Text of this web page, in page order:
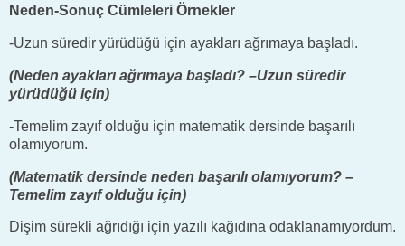
Neden-Sonuç Cümleleri Örnekler
-Uzun süredir yürüdüğü için ayakları ağrımaya başladı.
(Neden ayakları ağrımaya başladı? –Uzun süredir
yürüdüğü için)
-Temelim zayıf olduğu için matematik dersinde başarılı
olamıyorum.
(Matematik dersinde neden başarılı olamıyorum? –
Temelim zayıf olduğu için)
Dişim sürekli ağrıdığı için yazılı kağıdına odaklanamıyordum.